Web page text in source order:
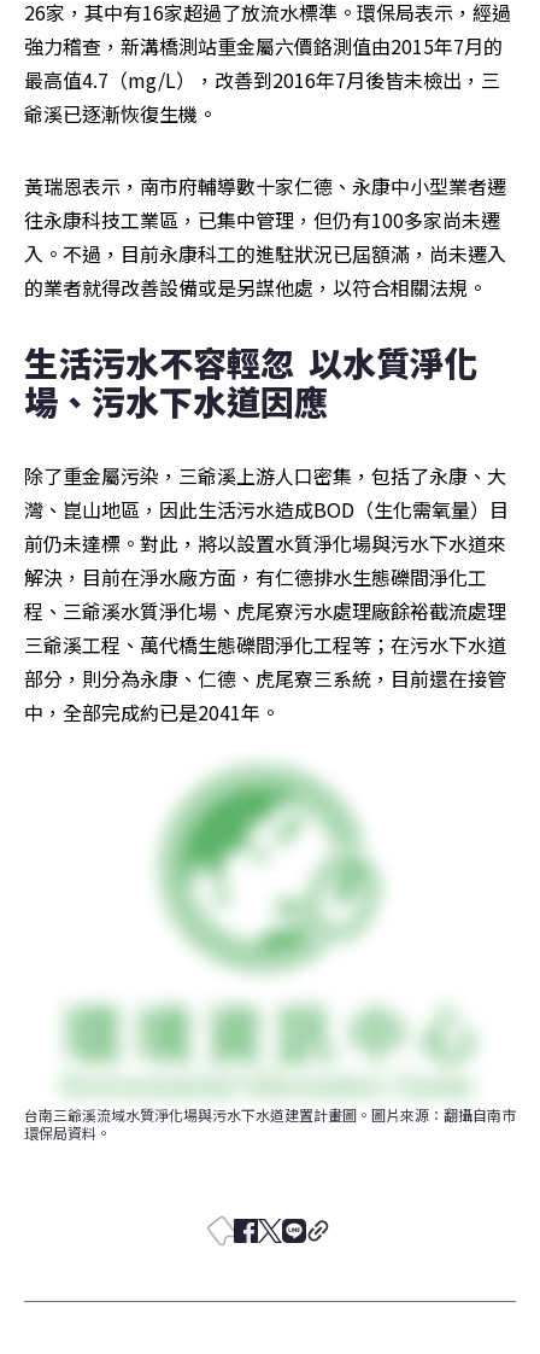
26家，其中有16家超過了放流水標準。環保局表示，經過
強力稽查，新溝橋測站重金屬六價鉻測值由2015年7月的
最高值4.7（mg/L），改善到2016年7月後皆未檢出，三
爺溪已逐漸恢復生機。
黃瑞恩表示，南市府輔導數十家仁德、永康中小型業者遷
往永康科技工業區，已集中管理，但仍有100多家尚未遷
入。不過，目前永康科工的進駐狀況已屆額滿，尚未遷入
的業者就得改善設備或是另謀他處，以符合相關法規。
生活污水不容輕忽  以水質淨化
場、污水下水道因應
除了重金屬污染，三爺溪上游人口密集，包括了永康、大
灣、崑山地區，因此生活污水造成BOD（生化需氧量）目
前仍未達標。對此，將以設置水質淨化場與污水下水道來
解決，目前在淨水廠方面，有仁德排水生態礫間淨化工
程、三爺溪水質淨化場、虎尾寮污水處理廠餘裕截流處理
三爺溪工程、萬代橋生態礫間淨化工程等；在污水下水道
部分，則分為永康、仁德、虎尾寮三系統，目前還在接管
中，全部完成約已是2041年。
台南三爺溪流域水質淨化場與污水下水道建置計畫圖。圖片來源：翻攝自南市
環保局資料。